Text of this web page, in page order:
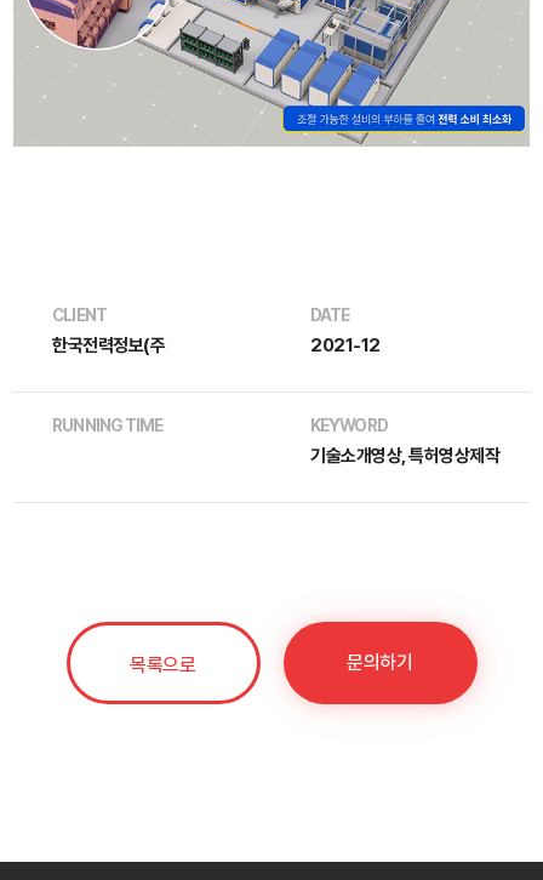
CLIENT
한국전력정보(주
DATE
2021-12
RUNNING TIME KEYWORD
기술소개영상, 특허영상제작
목록으로 문의하기